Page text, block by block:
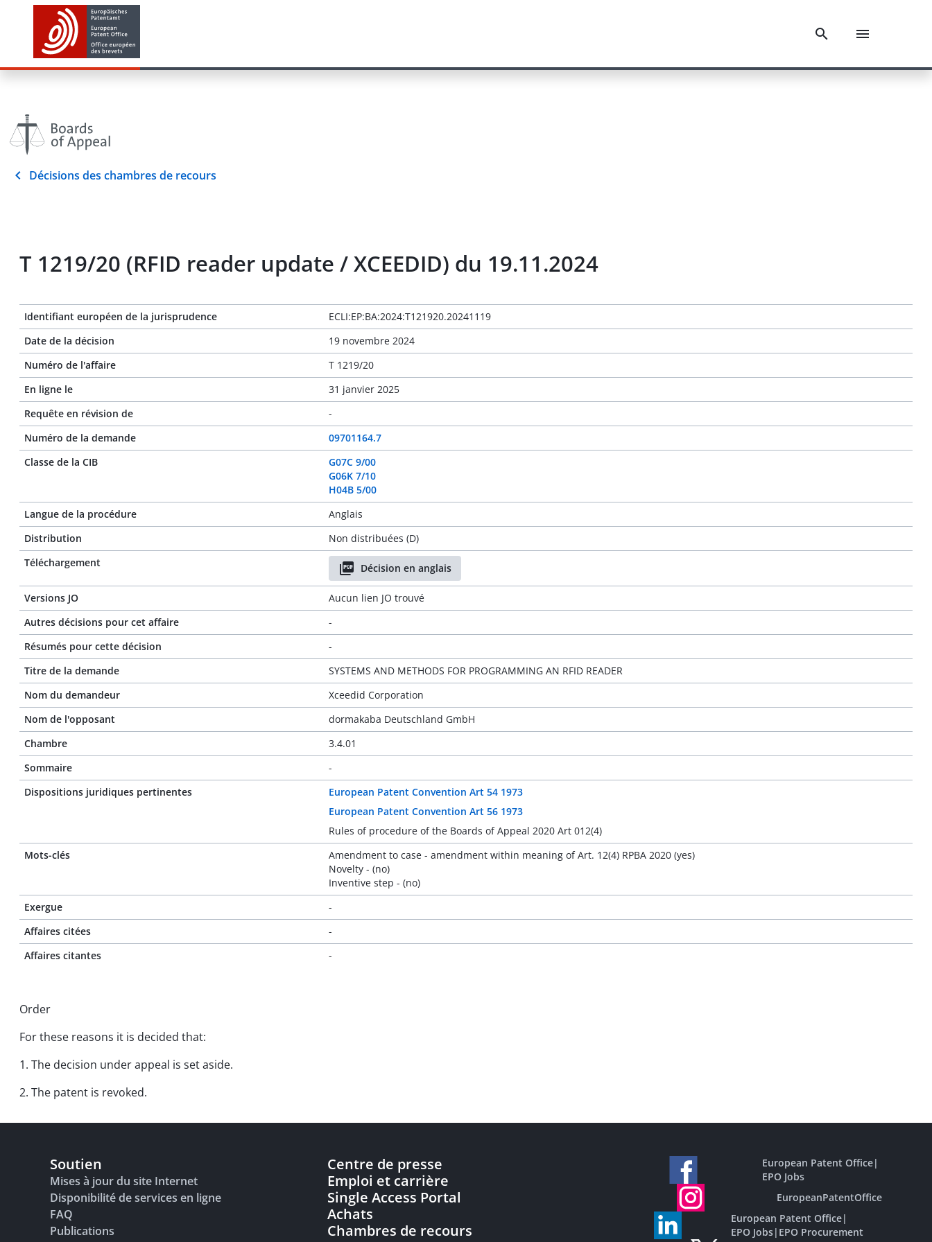
Décisions des chambres de recours
T 1219/20 (RFID reader update / XCEEDID) du 19.11.2024
Identifiant européen de la jurisprudence
ECLI:EP:BA:2024:T121920.20241119
Date de la décision
19 novembre 2024
Numéro de l'affaire
T 1219/20
En ligne le
31 janvier 2025
Requête en révision de
-
Numéro de la demande
09701164.7
Classe de la CIB
G07C 9/00
G06K 7/10
H04B 5/00
Langue de la procédure
Anglais
Distribution
Non distribuées (D)
Téléchargement
Décision en anglais
Versions JO
Aucun lien JO trouvé
Autres décisions pour cet affaire
-
Résumés pour cette décision
-
Titre de la demande
SYSTEMS AND METHODS FOR PROGRAMMING AN RFID READER
Nom du demandeur
Xceedid Corporation
Nom de l'opposant
dormakaba Deutschland GmbH
Chambre
3.4.01
Sommaire
-
Dispositions juridiques pertinentes
European Patent Convention Art 54 1973
European Patent Convention Art 56 1973
Rules of procedure of the Boards of Appeal 2020 Art 012(4)
Mots-clés
Amendment to case - amendment within meaning of Art. 12(4) RPBA 2020 (yes)
Novelty - (no)
Inventive step - (no)
Exergue
-
Affaires citées
-
Affaires citantes
-
Order
For these reasons it is decided that:
1. The decision under appeal is set aside.
2. The patent is revoked.
Soutien
Mises à jour du site Internet
Disponibilité de services en ligne
FAQ
Publications
Centre de presse
Emploi et carrière
Single Access Portal
Achats
Chambres de recours
European Patent Office|
EPO Jobs
EuropeanPatentOffice
European Patent Office|
EPO Jobs| EPO Procurement